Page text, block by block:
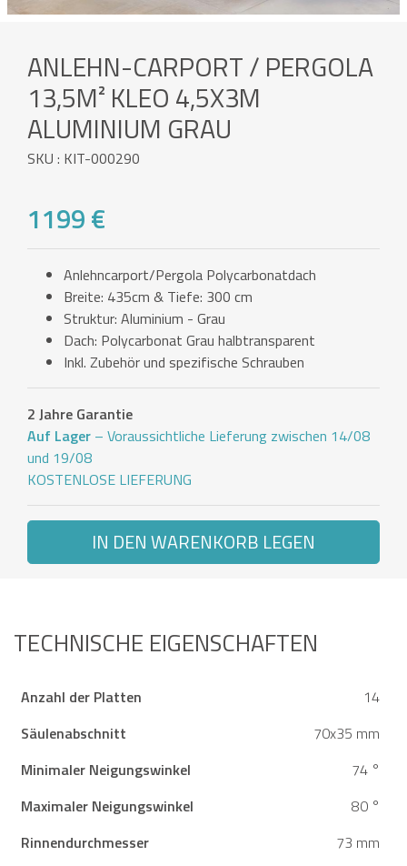
ANLEHN-CARPORT / PERGOLA
13,5M² KLEO 4,5X3M
ALUMINIUM GRAU
SKU : KIT-000290
1199 €
Anlehncarport/Pergola Polycarbonatdach
Breite: 435cm & Tiefe: 300 cm
Struktur: Aluminium - Grau
Dach: Polycarbonat Grau halbtransparent
Inkl. Zubehör und spezifische Schrauben
2 Jahre Garantie
Auf Lager – Voraussichtliche Lieferung zwischen 14/08
und 19/08
KOSTENLOSE LIEFERUNG
IN DEN WARENKORB LEGEN
TECHNISCHE EIGENSCHAFTEN
Anzahl der Platten
14
Säulenabschnitt
70x35 mm
Minimaler Neigungswinkel
74 °
Maximaler Neigungswinkel
80 °
Rinnendurchmesser
73 mm